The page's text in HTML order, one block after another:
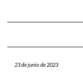
23 de junio de 2023